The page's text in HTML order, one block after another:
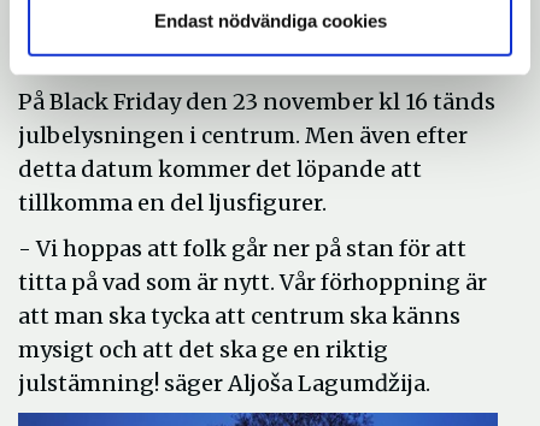
Endast nödvändiga cookies
Södertälje hamn även att prydas med
stjärnor i toppen.
På Black Friday den 23 november kl 16 tänds
julbelysningen i centrum. Men även efter
detta datum kommer det löpande att
tillkomma en del ljusfigurer.
- Vi hoppas att folk går ner på stan för att
titta på vad som är nytt. Vår förhoppning är
att man ska tycka att centrum ska känns
mysigt och att det ska ge en riktig
julstämning! säger Aljoša Lagumǆija.